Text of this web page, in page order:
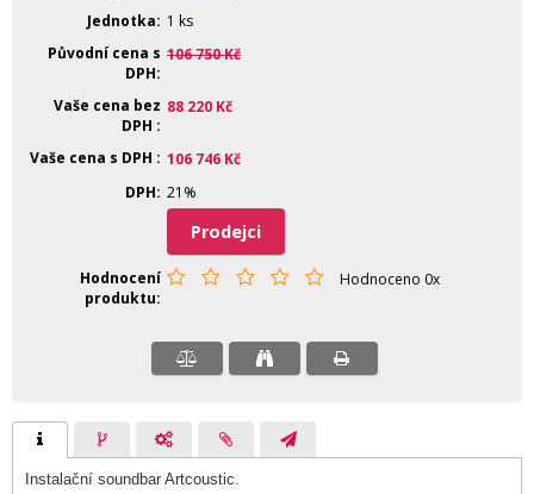
Jednotka
1 ks
Původní cena s
DPH
106 750Kč
Vaše cena bez
DPH
88 220 Kč
Vaše cena s DPH 106 746 Kč
DPH 21%
Prodejci
Hodnocení
produktu
Hodnoceno 0x
Instalační soundbar Artcoustic.